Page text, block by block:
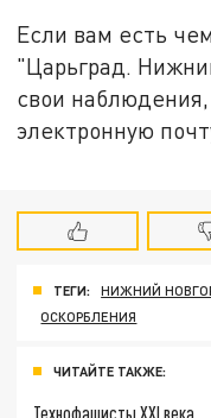
Если вам есть
"Царьград.
свои
электронную
ТЕГИ: НИЖНИЙ
ОСКОРБЛЕНИЯ
ЧИТАЙТЕ ТАКЖЕ:
Технофашисты XXI века